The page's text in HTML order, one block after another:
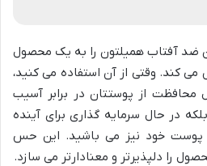
ضد آفتاب همیلتون را به یک محصول
کند. وقتی از آن استفاده می کنید،
محافظت از پوستتان در برابر آسیب
در حال سرمایه گذاری برای آینده
پوست خود نیز می باشید. این حس
را دلپذیرتر و معنادارتر می سازد.